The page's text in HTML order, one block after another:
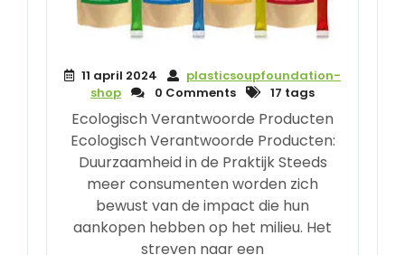
11 april 2024
plasticsoupfoundation-
shop
0 Comments 17 tags
Ecologisch Verantwoorde Producten
Ecologisch Verantwoorde Producten:
Duurzaamheid in de Praktijk Steeds
meer consumenten worden zich
bewust van de impact die hun
aankopen hebben op het milieu. Het
streven naar een